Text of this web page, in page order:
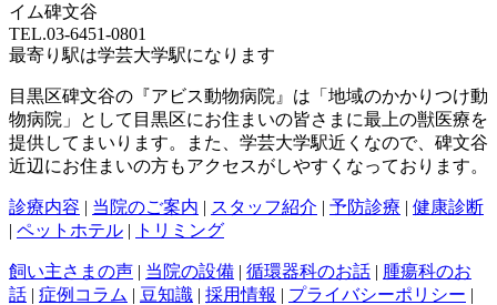
イム碑文谷
TEL.03-6451-0801
最寄り駅は学芸大学駅になります
目黒区碑文谷の『アビス動物病院』は「地域のかかりつけ動
物病院」として目黒区にお住まいの皆さまに最上の獣医療を
提供してまいります。また、学芸大学駅近くなので、碑文谷
近辺にお住まいの方もアクセスがしやすくなっております。
診療内容 | 当院のご案内 | スタッフ紹介 | 予防診療 | 健康診断
| ペットホテル | トリミング
飼い主さまの声 | 当院の設備 | 循環器科のお話 | 腫瘍科のお
話 | 症例コラム | 豆知識 | 採用情報 | プライバシーポリシー |